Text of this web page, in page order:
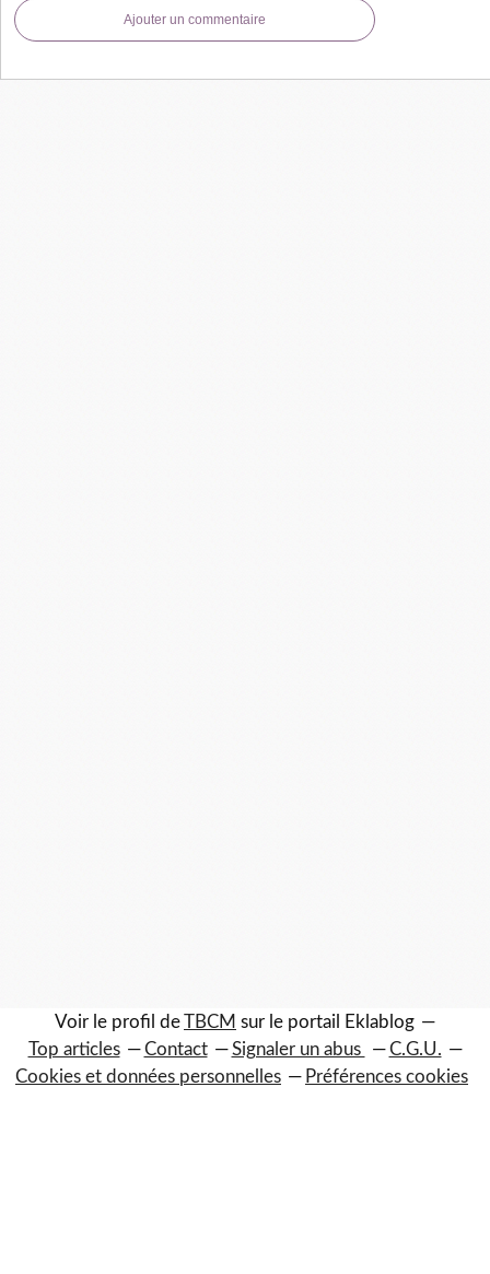
Ajouter un commentaire
Voir le profil deTBCM sur le portail Eklablog
Top articles
Contact Signaler un abus
C.G.U.
Cookies et données personnelles
Préférences cookies